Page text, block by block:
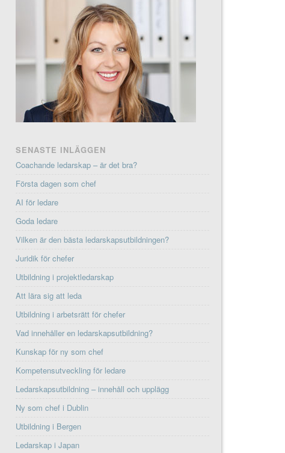
SENASTE INLÄGGEN
Coachande ledarskap – är det bra?
Första dagen som chef
AI för ledare
Goda ledare
Vilken är den bästa ledarskapsutbildningen?
Juridik för chefer
Utbildning i projektledarskap
Att lära sig att leda
Utbildning i arbetsrätt för chefer
Vad innehåller en ledarskapsutbildning?
Kunskap för ny som chef
Kompetensutveckling för ledare
Ledarskapsutbildning – innehåll och upplägg
Ny som chef i Dublin
Utbildning i Bergen
Ledarskap i Japan